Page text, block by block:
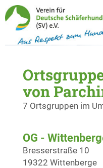
von
7 Ortsgruppen im
OG -
Bresserstraße 10
19322 Wittenberge